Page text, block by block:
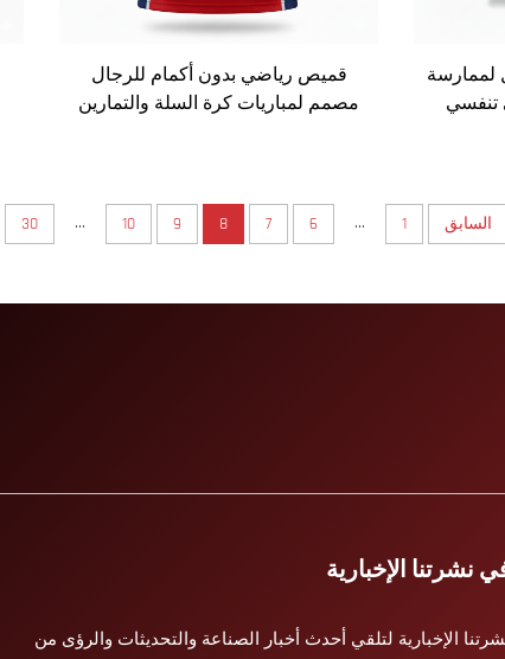
تنفسي
قميص رياضي بدون أكمام للرجال
مصمم لمباريات كرة السلة والتمارين
السابق 1
...
6
7
8
9
10
...
30
نشرتنا الإخبارية
الإخبارية لتلقي أحدث أخبار الصناعة والتحديثات والرؤى من